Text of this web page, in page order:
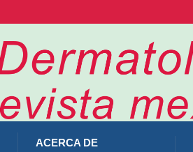
ACERCA DE